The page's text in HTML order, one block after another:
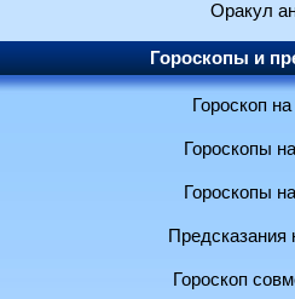
Оракул
Гороскопы и
Гороскоп
Гороскопы
Гороскопы
Предсказания
Гороскоп